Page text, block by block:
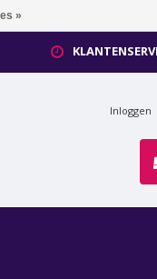
Inloggen
»